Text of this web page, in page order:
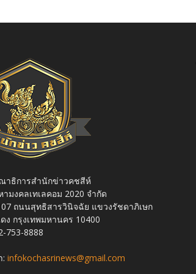
าธิการสำนักข่าวคชสีห์
มงคลเทเลคอม 2020 จำกัด
ถนนสุทธิสารวินิจฉัย แขวงรัชดาภิเษก
ง กรุงเทพมหานคร 10400
753-8888
: infokochasrinews@gmail.com